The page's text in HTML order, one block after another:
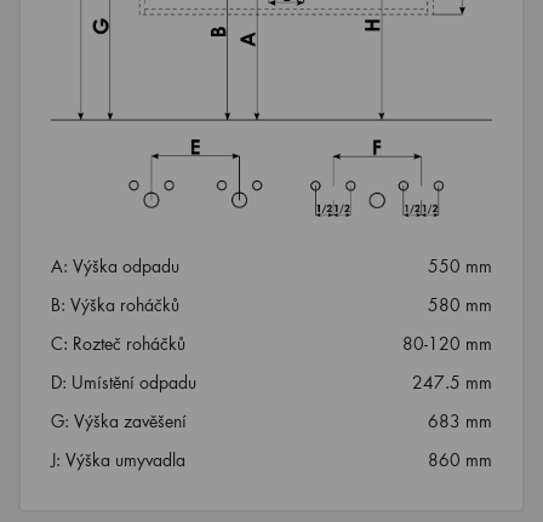
A: Výška odpadu
550 mm
B: Výška roháčků
580 mm
C: Rozteč roháčků
80-120 mm
D: Umístění odpadu
247.5 mm
G: Výška zavěšení
683 mm
J: Výška umyvadla
860 mm